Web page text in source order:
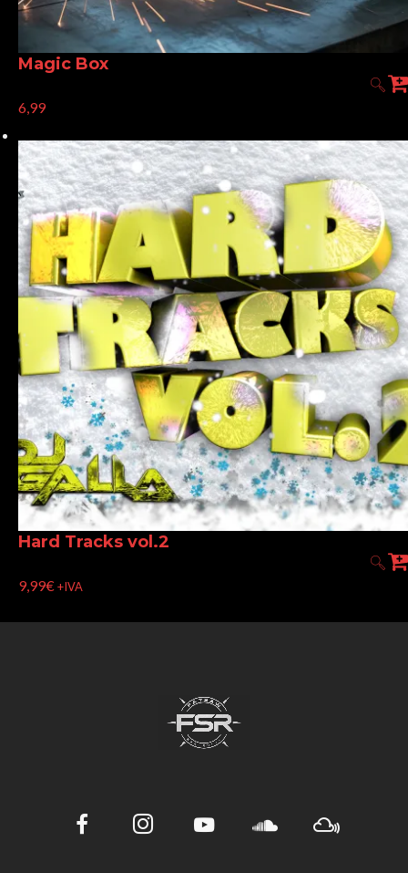
Magic Box
6,99
Hard Tracks vol.2
9,99€ +IVA